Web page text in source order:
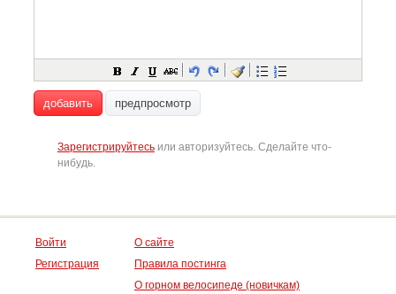
добавить предпросмотр
Зарегистрируйтесь или авторизуйтесь. Сделайте что-
нибудь.
Войти
Регистрация
О сайте
Правила постинга
О горном велосипеде (новичкам)